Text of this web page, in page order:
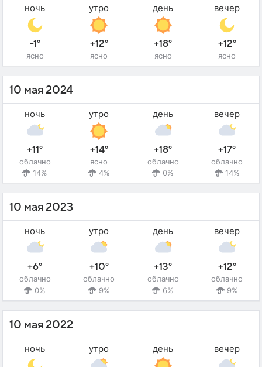
ночь
-1°
ясно
утро
+12°
ясно
день
+18°
ясно
вечер
+12°
ясно
10 мая 2024
ночь
+11°
облачно
14%
утро
+14°
ясно
4%
день
+18°
облачно
0%
вечер
+17°
облачно
14%
10 мая 2023
ночь
+6°
облачно
0%
утро
+10°
облачно
9%
день
+13°
облачно
6%
вечер
+12°
облачно
9%
10 мая 2022
ночь утро день вечер